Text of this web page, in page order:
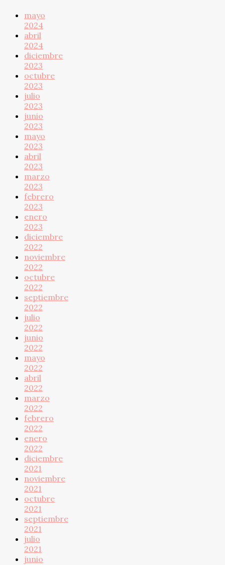
mayo
2024
abril
2024
diciembre
2023
octubre
2023
julio
2023
junio
2023
mayo
2023
abril
2023
marzo
2023
febrero
2023
enero
2023
diciembre
2022
noviembre
2022
octubre
2022
septiembre
2022
julio
2022
junio
2022
mayo
2022
abril
2022
marzo
2022
febrero
2022
enero
2022
diciembre
2021
noviembre
2021
octubre
2021
septiembre
2021
julio
2021
junio